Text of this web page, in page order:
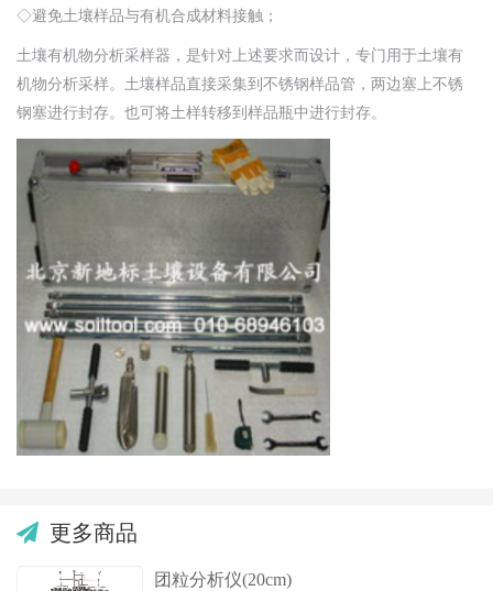
◇避免土壤样品与有机合成材料接触；
土壤有机物分析采样器，是针对上述要求而设计，专门用于土壤有
机物分析采样。土壤样品直接采集到不锈钢样品管，两边塞上不锈
钢塞进行封存。也可将土样转移到样品瓶中进行封存。
更多商品
团粒分析仪(20cm)